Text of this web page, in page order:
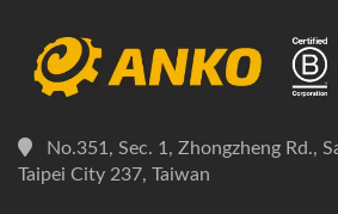
No.351, Sec. 1, Zhongzheng Rd.,
Taipei City 237, Taiwan